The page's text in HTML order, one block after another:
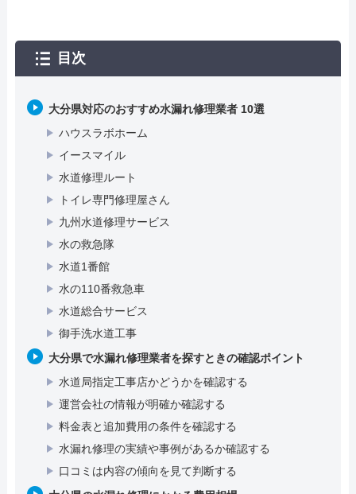
目次
大分県対応のおすすめ水漏れ修理業者 10選
ハウスラボホーム
イースマイル
水道修理ルート
トイレ専門修理屋さん
九州水道修理サービス
水の救急隊
水道1番館
水の110番救急車
水道総合サービス
御手洗水道工事
大分県で水漏れ修理業者を探すときの確認ポイント
水道局指定工事店かどうかを確認する
運営会社の情報が明確か確認する
料金表と追加費用の条件を確認する
水漏れ修理の実績や事例があるか確認する
口コミは内容の傾向を見て判断する